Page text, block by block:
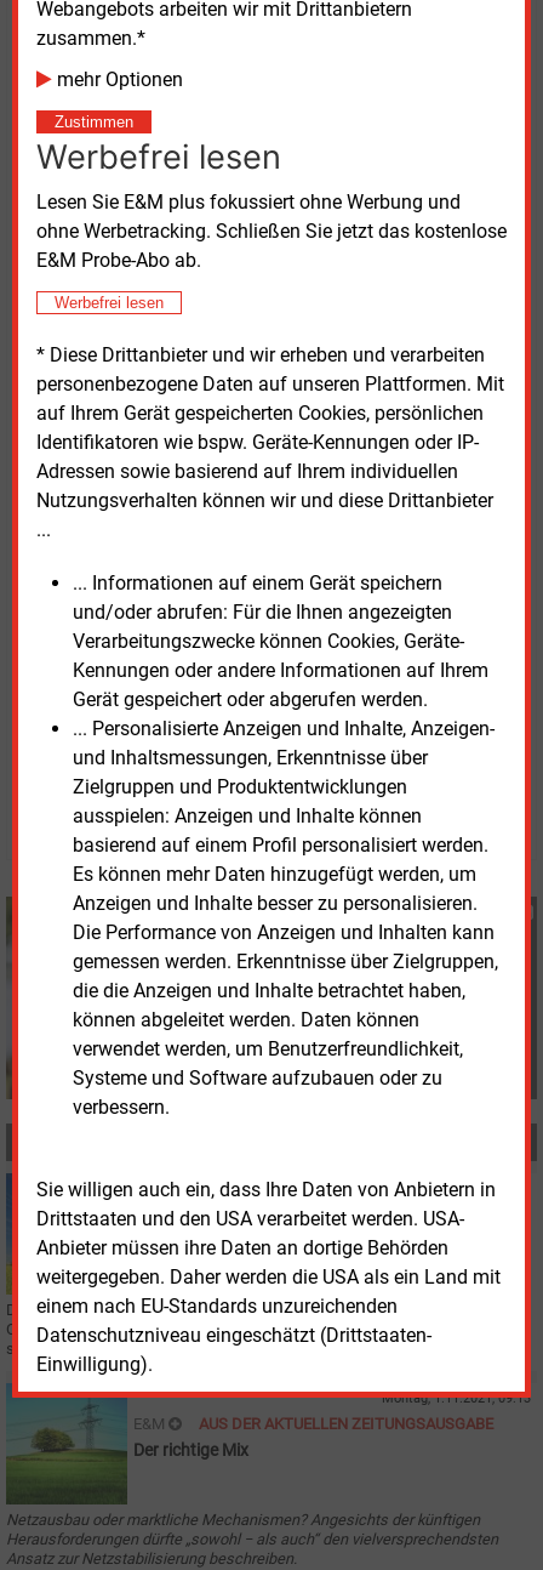
Webangebots arbeiten wir mit Drittanbietern
zusammen.*
mehr Optionen
Zustimmen
Werbefrei lesen
Lesen Sie E&M plus fokussiert ohne Werbung und
ohne Werbetracking. Schließen Sie jetzt das kostenlose
E&M Probe-Abo ab.
Werbefrei lesen
* Diese Drittanbieter und wir erheben und verarbeiten
personenbezogene Daten auf unseren Plattformen. Mit
auf Ihrem Gerät gespeicherten Cookies, persönlichen
Identifikatoren wie bspw. Geräte-Kennungen oder IP-
Adressen sowie basierend auf Ihrem individuellen
Nutzungsverhalten können wir und diese Drittanbieter
...
... Informationen auf einem Gerät speichern
und/oder abrufen: Für die Ihnen angezeigten
Verarbeitungszwecke können Cookies, Geräte-
Kennungen oder andere Informationen auf Ihrem
Gerät gespeichert oder abgerufen werden.
... Personalisierte Anzeigen und Inhalte, Anzeigen-
und Inhaltsmessungen, Erkenntnisse über
Zielgruppen und Produktentwicklungen
ausspielen: Anzeigen und Inhalte können
basierend auf einem Profil personalisiert werden.
Es können mehr Daten hinzugefügt werden, um
Anzeigen und Inhalte besser zu personalisieren.
Die Performance von Anzeigen und Inhalten kann
gemessen werden. Erkenntnisse über Zielgruppen,
die die Anzeigen und Inhalte betrachtet haben,
können abgeleitet werden. Daten können
verwendet werden, um Benutzerfreundlichkeit,
Systeme und Software aufzubauen oder zu
verbessern.
Sie willigen auch ein, dass Ihre Daten von Anbietern in
Drittstaaten und den USA verarbeitet werden. USA-
Anbieter müssen ihre Daten an dortige Behörden
weitergegeben. Daher werden die USA als ein Land mit
einem nach EU-Standards unzureichenden
Datenschutzniveau eingeschätzt (Drittstaaten-
Einwilligung).
Der Leitfaden kann kostenlos auf der Webseite des
heruntergeladen werden. Zudem bieten die
Projektpartner einen Workshop für Netzbetreiber und
Dienstleister an. Darin stellen sie die neuen Planungs-
vor, die einen kostenoptimalen Ausbau der Nieder-,
Mittel- und Hochspannungsnetze erlauben. Bis zum
Jahresende sind fünf Termine geplant, die Zahl der
Teilnehmenden ist begrenzt.
Das Projekt „PuBStadt – Neue Planungs- und
Betriebsgrundsätze für städtische Verteilnetze zur
Anpassung an die Anforderungen der Energiewende“
wurde vom Bundeswirtschaftsministerium gefördert.
Neben der Bergischen Universität und der Siemens
AG waren daran die Netzbetreiber Stromnetz Berlin,
Stuttgart Netze, Rheinische Netzgesellschaft Köln,
Erlanger Stadtwerke AG beteiligt.
DerLeitfadensteht als PDF zum kostenlosen
Download bereit.
Dienstag, 28.09.2021, 15:56 Uhr
Susanne Harmsen
© 2026 Energie & Management GmbH
Susanne Harmsen
+49 (0) 151 28207503
s.harmsen@energie-
und-management.de
Donnerstag, 22.06.2023, 16:10
STROMNETZ
Millionen für den Netzausbau im Landkreis Görlitz
Die Sachsen Netze GmbH, Strom- und Gasnetzbetreiber in Dresden und
Ostsachsen, investiert im Landkreis Görlitz 6 Millionen Euro in den Ausbau
seines Netzes.
Montag, 1.11.2021, 09:13
E&M AUS DER AKTUELLEN ZEITUNGSAUSGABE
Der richtige Mix
Netzausbau oder marktliche Mechanismen? Angesichts der künftigen
Herausforderungen dürfte „sowohl − als auch“ den vielversprechendsten
Ansatz zur Netzstabilisierung beschreiben.